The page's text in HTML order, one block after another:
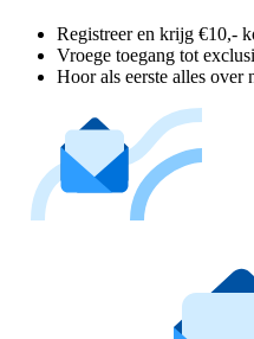
Registreer en krijg €10,-
Vroege toegang tot
Hoor als eerste alles over